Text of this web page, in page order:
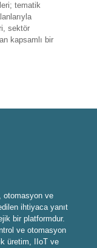
tematik
sektör
kapsamlı bir
otomasyon ve
ihtiyaca yanıt
bir platformdur.
ve otomasyon
üretim, IIoT ve